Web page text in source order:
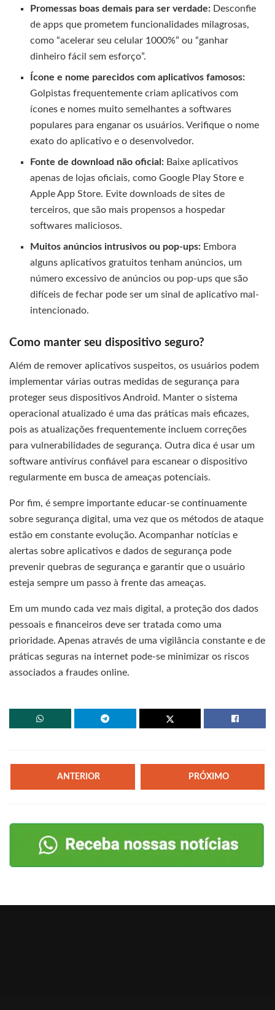
Promessas boas demais para ser verdade: Desconfie
de apps que prometem funcionalidades milagrosas,
como “acelerar seu celular 1000%” ou “ganhar
dinheiro fácil sem esforço”.
Ícone e nome parecidos com aplicativos famosos:
Golpistas frequentemente criam aplicativos com
ícones e nomes muito semelhantes a softwares
populares para enganar os usuários. Verifique o nome
exato do aplicativo e o desenvolvedor.
Fonte de download não oficial: Baixe aplicativos
apenas de lojas oficiais, como Google Play Store e
Apple App Store. Evite downloads de sites de
terceiros, que são mais propensos a hospedar
softwares maliciosos.
Muitos anúncios intrusivos ou pop-ups: Embora
alguns aplicativos gratuitos tenham anúncios, um
número excessivo de anúncios ou pop-ups que são
difíceis de fechar pode ser um sinal de aplicativo mal-
intencionado.
Como manter seu dispositivo seguro?
Além de remover aplicativos suspeitos, os usuários podem
implementar várias outras medidas de segurança para
proteger seus dispositivos Android. Manter o sistema
operacional atualizado é uma das práticas mais eficazes,
pois as atualizações frequentemente incluem correções
para vulnerabilidades de segurança. Outra dica é usar um
software antivírus confiável para escanear o dispositivo
regularmente em busca de ameaças potenciais.
Por fim, é sempre importante educar-se continuamente
sobre segurança digital, uma vez que os métodos de ataque
estão em constante evolução. Acompanhar notícias e
alertas sobre aplicativos e dados de segurança pode
prevenir quebras de segurança e garantir que o usuário
esteja sempre um passo à frente das ameaças.
Em um mundo cada vez mais digital, a proteção dos dados
pessoais e financeiros deve ser tratada como uma
prioridade. Apenas através de uma vigilância constante e de
práticas seguras na internet pode-se minimizar os riscos
associados a fraudes online.
ANTERIOR PRÓXIMO